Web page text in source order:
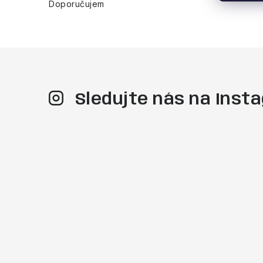
ý
u
Doporučujem
Sledujte nás na